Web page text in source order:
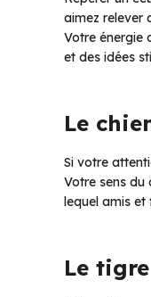
aimez relever
Votre énergie
et des idées
Le
Si votre
Votre sens du
lequel amis et
Le